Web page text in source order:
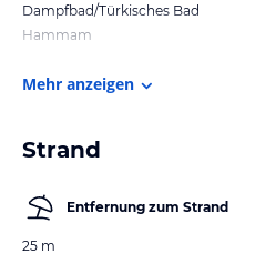
Dampfbad/Türkisches Bad
Hammam
Mehr anzeigen
Strand
Entfernung zum Strand
25 m